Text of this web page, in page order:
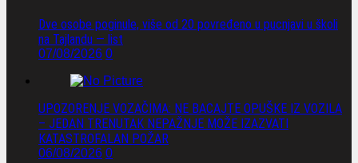
Dve osobe poginule, više od 20 povređeno u pucnjavi u školi
na Tajlandu — list
07/08/2026 0
UPOZORENJE VOZAČIMA: NE BACAJTE OPUŠKE IZ VOZILA
– JEDAN TRENUTAK NEPAŽNJE MOŽE IZAZVATI
KATASTROFALAN POŽAR
06/08/2026 0